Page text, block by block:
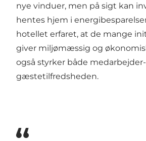
nye vinduer, men på sigt kan
hentes hjem i
hotellet erfaret, at de mange
giver miljømæssig og
også styrker både
gæstetilfredsheden.